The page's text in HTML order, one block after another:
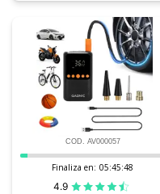
COD. AV000057
Finaliza en: 05:45:47
4.9